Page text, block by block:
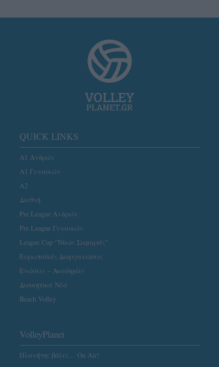
QUICK LINKS
Α1 Ανδρών
Α1 Γυναικών
A2
Διεθνή
Pre League Ανδρών
Pre League Γυναικών
League Cup “Νίκος Σαμαράς”
Ευρωπαϊκές Διοργανώσεις
Ενώσεις – Ακαδημίες
Διοικητικά Νέα
Beach Volley
VolleyPlanet
Πλανήτης βόλεϊ… On Air!